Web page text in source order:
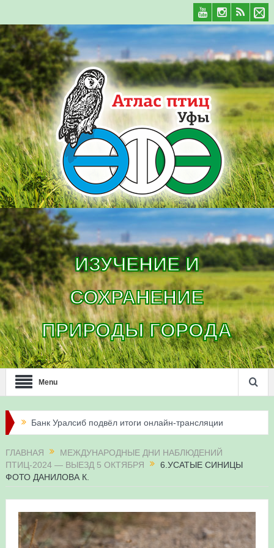
ИЗУЧЕНИЕ И
СОХРАНЕНИЕ
ПРИРОДЫ ГОРОДА
Menu
Банк Уралсиб подвёл итоги онлайн-трансляции
Итоги акции «Соловьиные вечера-2026» в
Три птенца сапсанов Уралсиба получили имена и
кольца
ГЛАВНАЯ
МЕЖДУНАРОДНЫЕ ДНИ НАБЛЮДЕНИЙ
ПТИЦ-2024 — ВЫЕЗД 5 ОКТЯБРЯ
6.УСАТЫЕ СИНИЦЫ
ФОТО ДАНИЛОВА К.